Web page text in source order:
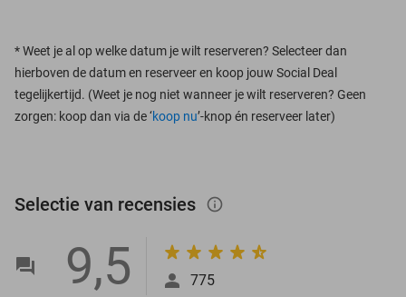
*Weet je al op welke datum je wilt reserveren? Selecteer dan
hierboven de datum en reserveer en koop jouw Social Deal
tegelijkertijd. (Weet je nog niet wanneer je wilt reserveren? Geen
zorgen: koop dan via de ‘koop nu’-knop én reserveer later)
Selectie van recensies info_outlined
9,5 775